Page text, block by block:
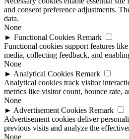
and consent preference adjustments.
data.
None
► Functional Cookies Remark
Functional cookies support features
media, collecting feedback, and
None
► Analytical Cookies Remark
Analytical cookies track visitor
metrics like visitor count, bounce rate,
None
► Advertisement Cookies Remark
Advertisement cookies deliver
previous visits and analyze the
None